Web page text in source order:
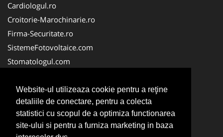
Website-ul utilizeaza cookie pentru a reţine
detaliile de conectare, pentru a colecta
statistici cu scopul de a optimiza functionarea
site-ului si pentru a furniza marketing in baza
Cardiologul.ro
Croitorie-Marochinarie.ro
Firma-Securitate.ro
SistemeFotovoltaice.com
Stomatologul.com
Birouri-Cadastru.ro
Cabinet-Individual.ro
CramaVinuri.ro
InstalatiiSolare.com